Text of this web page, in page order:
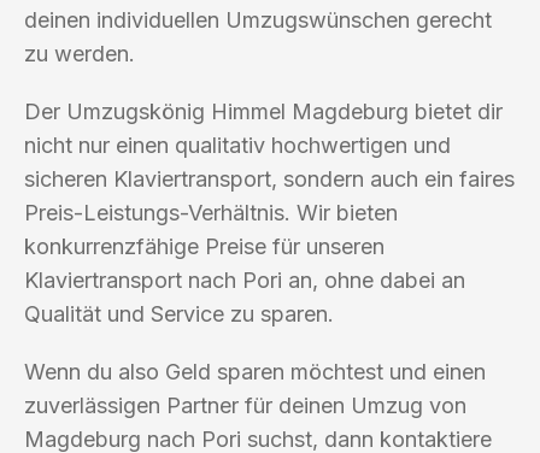
deinen individuellen Umzugswünschen gerecht
zu werden.
Der Umzugskönig Himmel Magdeburg bietet dir
nicht nur einen qualitativ hochwertigen und
sicheren Klaviertransport, sondern auch ein faires
Preis-Leistungs-Verhältnis. Wir bieten
konkurrenzfähige Preise für unseren
Klaviertransport nach Pori an, ohne dabei an
Qualität und Service zu sparen.
Wenn du also Geld sparen möchtest und einen
zuverlässigen Partner für deinen Umzug von
Magdeburg nach Pori suchst, dann kontaktiere